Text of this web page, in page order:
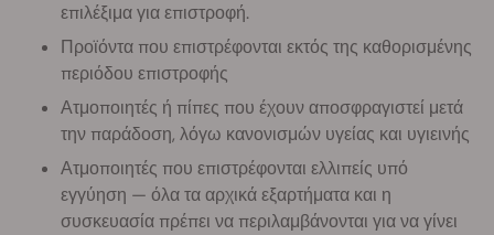
επιλέξιμα για επιστροφή.
Προϊόντα που επιστρέφονται εκτός της καθορισμένης
περιόδου επιστροφής
Ατμοποιητές ή πίπες που έχουν αποσφραγιστεί μετά
την παράδοση, λόγω κανονισμών υγείας και υγιεινής
Ατμοποιητές που επιστρέφονται ελλιπείς υπό
εγγύηση — όλα τα αρχικά εξαρτήματα και η
συσκευασία πρέπει να περιλαμβάνονται για να γίνει